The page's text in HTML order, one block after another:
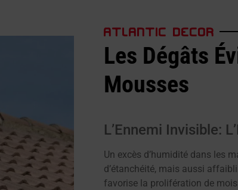
ATLANTIC DECOR
Les Dégâts
Mousses
L’Ennemi Invisible:
Un excès d’humidité dans les
d’étanchéité, mais aussi
favorise la prolifération de